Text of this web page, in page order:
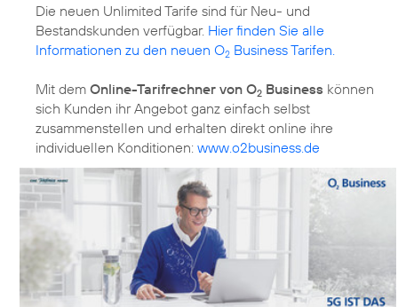
Die neuen Unlimited Tarife sind für Neu- und
Bestandskunden verfügbar. Hier finden Sie alle
Informationen zu den neuen O2 Business Tarifen.
Mit dem Online-Tarifrechner von O2 Business können
sich Kunden ihr Angebot ganz einfach selbst
zusammenstellen und erhalten direkt online ihre
individuellen Konditionen: www.o2business.de